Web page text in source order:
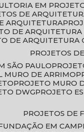
EM
DE
ARQUITETURA
DE
DE ARQUITETURA
PROJETOS
SÃO PAULO
MURO DE ARRIMO
PROJETO MURO
DWG
PROJETO
PROJETOS DE
FUNDAÇÃO EM